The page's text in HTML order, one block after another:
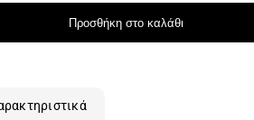
Προσθήκη στο καλάθι